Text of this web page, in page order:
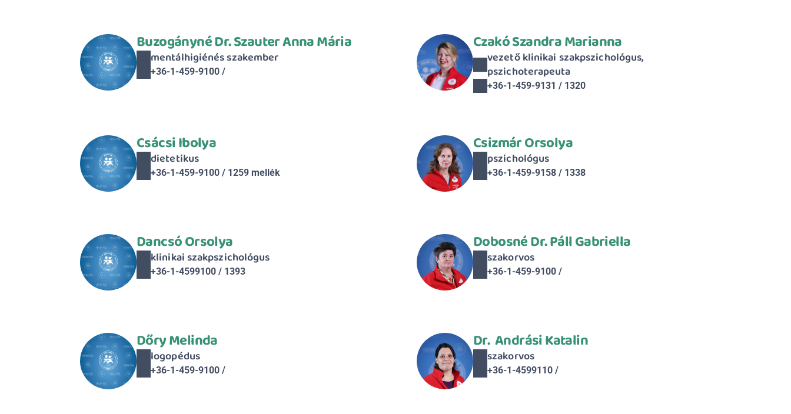
Buzogányné Dr. Szauter Anna Mária
mentálhigiénés szakember
+36-1-459-9100 /
Czakó Szandra Marianna
vezető klinikai szakpszichológus,
pszichoterapeuta
+36-1-459-9131 / 1320
Csácsi Ibolya
dietetikus
+36-1-459-9100 / 1259 mellék
Csizmár Orsolya
pszichológus
+36-1-459-9158 / 1338
Dancsó Orsolya
klinikai szakpszichológus
+36-1-4599100 / 1393
Dobosné Dr. Páll Gabriella
szakorvos
+36-1-459-9100 /
Dőry Melinda
logopédus
+36-1-459-9100 /
Dr.  Andrási Katalin
szakorvos
+36-1-4599110 /